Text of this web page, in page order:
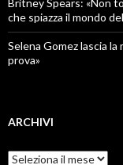
che spiazza il mondo
Selena Gomez lascia la
prova»
ARCHIVI
Archivi